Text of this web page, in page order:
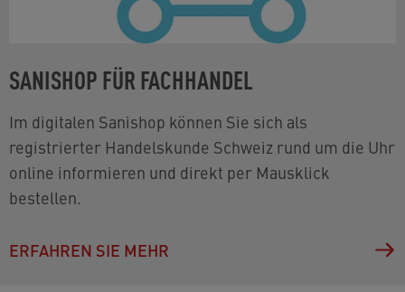
SANISHOP FÜR FACHHANDEL
Im digitalen Sanishop können Sie sich als
registrierter Handelskunde Schweiz rund um die Uhr
online informieren und direkt per Mausklick
bestellen.
ERFAHREN SIE MEHR